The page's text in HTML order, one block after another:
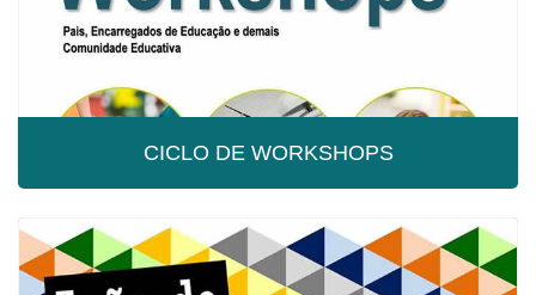
CICLO DE WORKSHOPS
CICLO DE WORKSHOPS
Gratuito, Duração de 3h